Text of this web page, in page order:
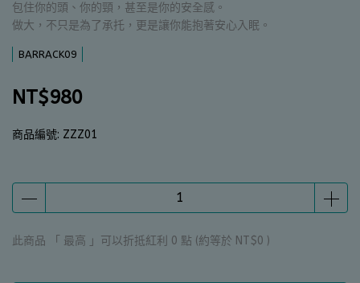
包住你的頭、你的頸，甚至是你的安全感。
做大，不只是為了承托，更是讓你能抱著安心入眠。
BARRACK09
NT$980
商品編號: ZZZ01
此商品 「 最高 」可以折抵紅利 0 點 (約等於 NT$0 )